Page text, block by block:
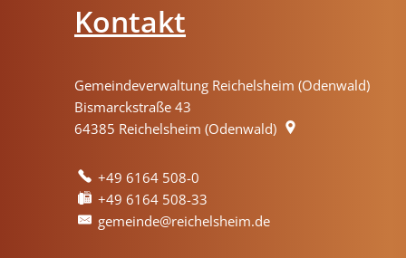
Kontakt
Gemeindeverwaltung Reichelsheim (Odenwald)
Bismarckstraße 43
64385 Reichelsheim (Odenwald)
+49 6164 508-0
+49 6164 508-33
gemeinde@reichelsheim.de